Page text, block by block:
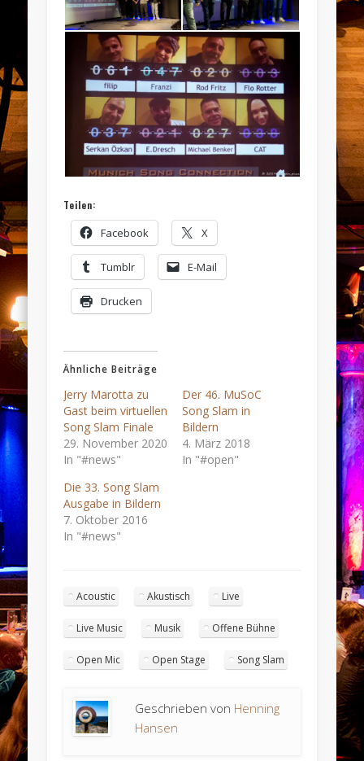
Teilen:
Facebook X
Tumblr E-Mail
Drucken
Ähnliche Beiträge
Jerry Marotta zu
Gast beim virtuellen
Song Slam Finale
29. November 2020
In "#news"
Der 46. MuSoC
Song Slam in
Bildern
4. März 2018
In "#open"
Die 33. Song Slam
Ausgabe in Bildern
7. Oktober 2016
In "#news"
Acoustic Akustisch Live
Live Music Musik Offene Bühne
Open Mic Open Stage Song Slam
Geschrieben von Henning
Hansen